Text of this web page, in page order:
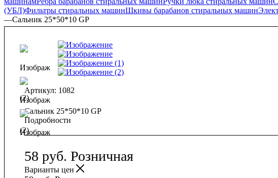
(УБЛ)Фильтры стиральных машинШкивы барабанов стиральных машин
—Сальник 25*50*10 GP
Артикул: 1082
Сальник 25*50*10 GP
Подробности
58 руб. Розничная
Варианты цен